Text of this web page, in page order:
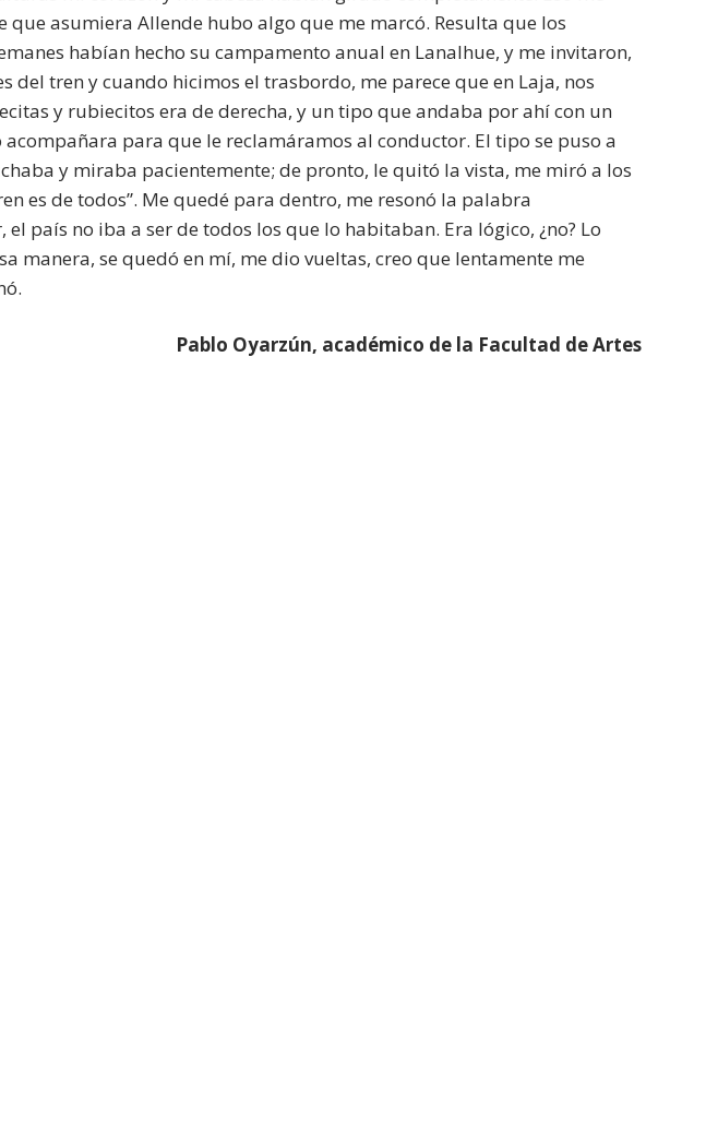
que asumiera Allende hubo algo que me marcó. Resulta que los
habían hecho su campamento anual en Lanalhue, y me invitaron,
del tren y cuando hicimos el trasbordo, me parece que en Laja, nos
y rubiecitos era de derecha, y un tipo que andaba por ahí con un
para que le reclamáramos al conductor. El tipo se puso a
y miraba pacientemente; de pronto, le quitó la vista, me miró a los
es de todos”. Me quedé para dentro, me resonó la palabra
el país no iba a ser de todos los que lo habitaban. Era lógico, ¿no? Lo
manera, se quedó en mí, me dio vueltas, creo que lentamente me
Pablo Oyarzún, académico de la Facultad de Artes